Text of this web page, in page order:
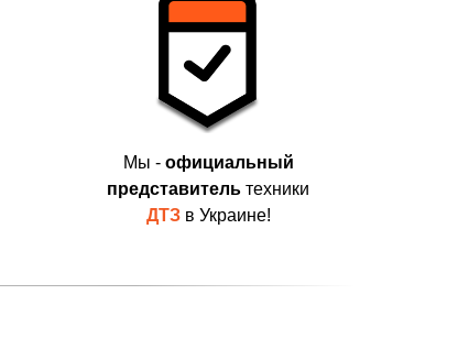
Мы - официальный
представитель техники
ДТЗ в Украине!